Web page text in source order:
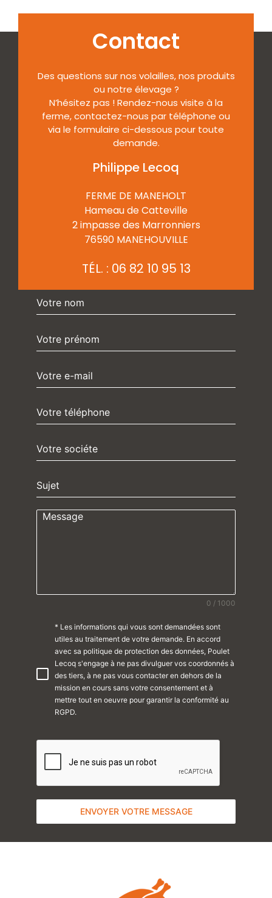
Contact
Des questions sur nos volailles, nos produits
ou notre élevage ?
N’hésitez pas ! Rendez-nous visite à la
ferme, contactez-nous par téléphone ou
via le formulaire ci-dessous pour toute
demande.
Philippe Lecoq
FERME DE MANEHOLT
Hameau de Catteville
2 impasse des Marronniers
76590 MANEHOUVILLE
TÉL. : 06 82 10 95 13
0 / 1000
* Les informations qui vous sont demandées sont
utiles au traitement de votre demande. En accord
avec sa politique de protection des données, Poulet
Lecoq s'engage à ne pas divulguer vos coordonnés à
des tiers, à ne pas vous contacter en dehors de la
mission en cours sans votre consentement et à
mettre tout en oeuvre pour garantir la conformité au
RGPD.
ENVOYER VOTRE MESSAGE